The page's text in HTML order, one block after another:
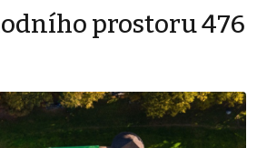
prostoru 476